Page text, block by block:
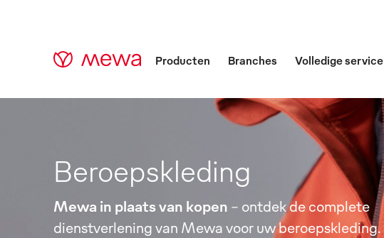
Producten Branches Volledige service
Beroepskleding
Mewa in plaats van kopen - ontdek de complete
dienstverlening van Mewa voor uw beroepskleding.